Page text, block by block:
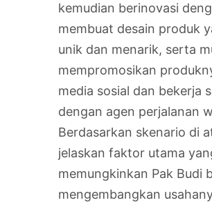
kemudian berinovasi
membuat desain produk
unik dan menarik, serta
mempromosikan
media sosial dan bekerja
dengan agen perjalanan
Berdasarkan skenario di
jelaskan faktor utama
memungkinkan Pak Budi
mengembangkan